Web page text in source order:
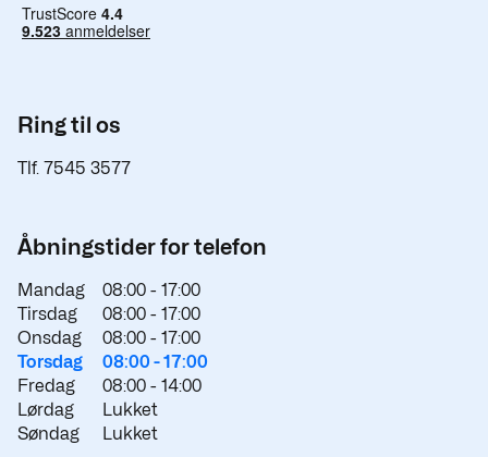
Ring til os
Tlf. 7545 3577
Åbningstider for telefon
Mandag 08:00 - 17:00
Tirsdag
08:00 - 17:00
Onsdag
08:00 - 17:00
Torsdag
08:00 -17:00
Fredag
08:00 - 14:00
Lørdag
Lukket
Søndag
Lukket